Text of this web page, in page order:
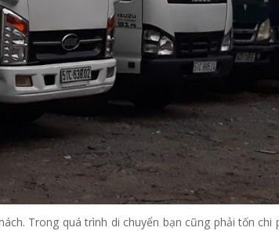
Trong quá trình di chuyển bạn cũng phải tốn chi